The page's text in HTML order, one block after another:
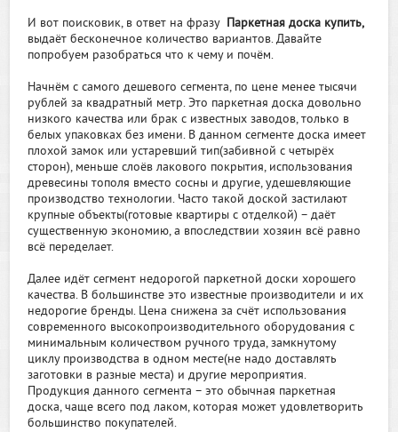
И вот поисковик, в ответ на фразу Паркетная доска купить,
выдаёт бесконечное количество вариантов. Давайте
попробуем разобраться что к чему и почём.
Начнём с самого дешевого сегмента, по цене менее тысячи
рублей за квадратный метр. Это паркетная доска довольно
низкого качества или брак с известных заводов, только в
белых упаковках без имени. В данном сегменте доска имеет
плохой замок или устаревший тип(забивной с четырёх
сторон), меньше слоёв лакового покрытия, использования
древесины тополя вместо сосны и другие, удешевляющие
производство технологии. Часто такой доской застилают
крупные объекты(готовые квартиры с отделкой) – даёт
существенную экономию, а впоследствии хозяин всё равно
всё переделает.
Далее идёт сегмент недорогой паркетной доски хорошего
качества. В большинстве это известные производители и их
недорогие бренды. Цена снижена за счёт использования
современного высокопроизводительного оборудования с
минимальным количеством ручного труда, замкнутому
циклу производства в одном месте(не надо доставлять
заготовки в разные места) и другие мероприятия.
Продукция данного сегмента – это обычная паркетная
доска, чаще всего под лаком, которая может удовлетворить
большинство покупателей.